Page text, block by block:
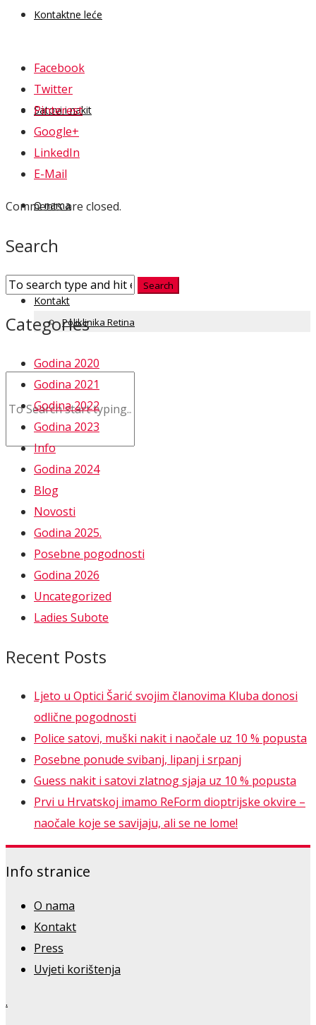
Kontaktne leće
Satovi i nakit
O nama
Kontakt
Poliklinika Retina
Facebook
Twitter
Pinterest
Google+
LinkedIn
E-Mail
Comments are closed.
Search
Categories
Godina 2020
Godina 2021
Godina 2022
Godina 2023
Info
Godina 2024
Blog
Novosti
Godina 2025.
Posebne pogodnosti
Godina 2026
Uncategorized
Ladies Subote
Recent Posts
Ljeto u Optici Šarić svojim članovima Kluba donosi
odlične pogodnosti
Police satovi, muški nakit i naočale uz 10 % popusta
Posebne ponude svibanj, lipanj i srpanj
Guess nakit i satovi zlatnog sjaja uz 10 % popusta
Prvi u Hrvatskoj imamo ReForm dioptrijske okvire –
naočale koje se savijaju, ali se ne lome!
Info stranice
O nama
Kontakt
Press
Uvjeti korištenja
.